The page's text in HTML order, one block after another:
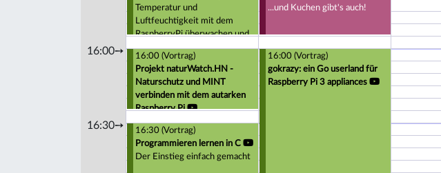
16:00➙
16:30➙
Temperatur und
Luftfeuchtigkeit mit dem
RaspberryPi überwachen und
die Schildkröten beobachten
...und Kuchen gibt's auch!
16:00 (Vortrag)
Projekt naturWatch.HN -
Naturschutz und MINT
verbinden mit dem autarken
Raspberry Pi
Warum der Einsatz des
Raspberry Pi schon
Gamification ist.
16:00 (Vortrag)
gokrazy: ein Go userland für
Raspberry Pi 3 appliances
16:30 (Vortrag)
Programmieren lernen in C
Der Einstieg einfach gemacht